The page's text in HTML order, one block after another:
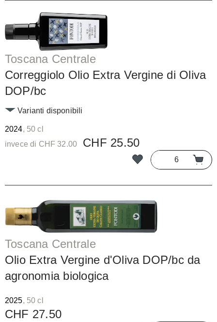
Toscana Centrale
Correggiolo Olio Extra Vergine di Oliva
DOP/bc
2024, 50 cl
Varianti disponibili
invece di CHF 32.00 CHF 25.50
Toscana Centrale
Olio Extra Vergine d'Oliva DOP/bc da
agronomia biologica
2025, 50 cl
CHF 27.50